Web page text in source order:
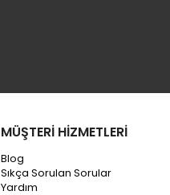
MÜŞTERİ HİZMETLERİ
Blog
Sıkça Sorulan Sorular
Yardım